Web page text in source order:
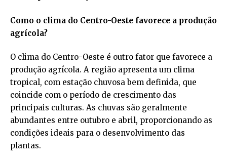
Como o clima do Centro-Oeste favorece a produção
agrícola?
O clima do Centro-Oeste é outro fator que favorece a
produção agrícola. A região apresenta um clima
tropical, com estação chuvosa bem definida, que
coincide com o período de crescimento das
principais culturas. As chuvas são geralmente
abundantes entre outubro e abril, proporcionando as
condições ideais para o desenvolvimento das
plantas.